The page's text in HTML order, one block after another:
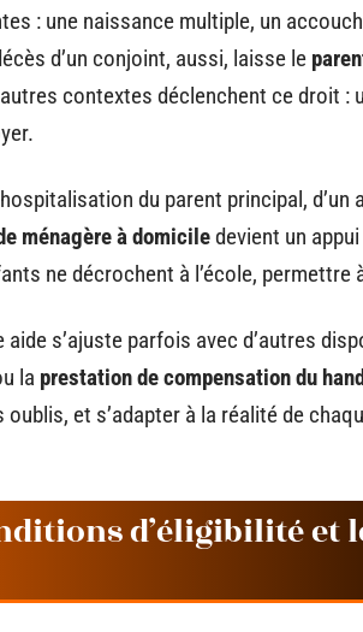
: une naissance multiple, un
d’un conjoint, aussi, laisse le
contextes déclenchent ce droit :
du parent principal, d’un
ménagère à domiciledevient un
ne décrochent à l’école, permettre
aide s’ajuste parfois avec d’autres
la prestation de compensation du
et s’adapter à la réalité de
d’éligibilité et